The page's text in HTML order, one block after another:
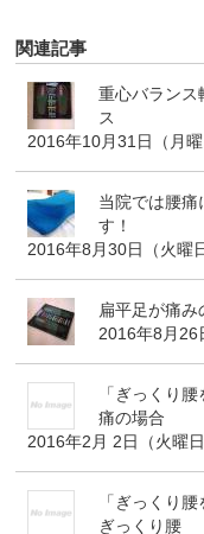
関連記事
重心バランス
ス
2016年10月31日（月曜
当院では腰
す！
2016年8月30日（火曜
扁平足が痛
2016年8月26
「ぎっくり
痛の場合
2016年2月 2日（火曜日
「ぎっくり
ぎっくり腰